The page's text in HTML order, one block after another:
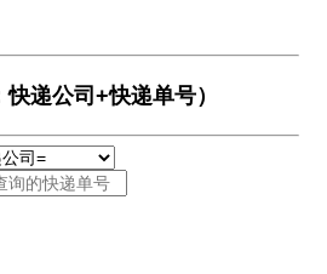
递公司+快递单号）